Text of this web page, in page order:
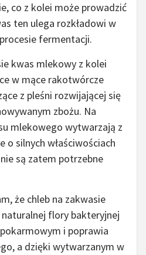
co z kolei może prowadzić
ten ulega rozkładowi w
fermentacji.
kwas mlekowy z kolei
w mące rakotwórcze
z pleśni rozwijającej się
zbożu. Na
mlekowego wytwarzają z
o silnych właściwościach
są zatem potrzebne
że chleb na zakwasie
flory bakteryjnej
i poprawia
a dzięki wytwarzanym w